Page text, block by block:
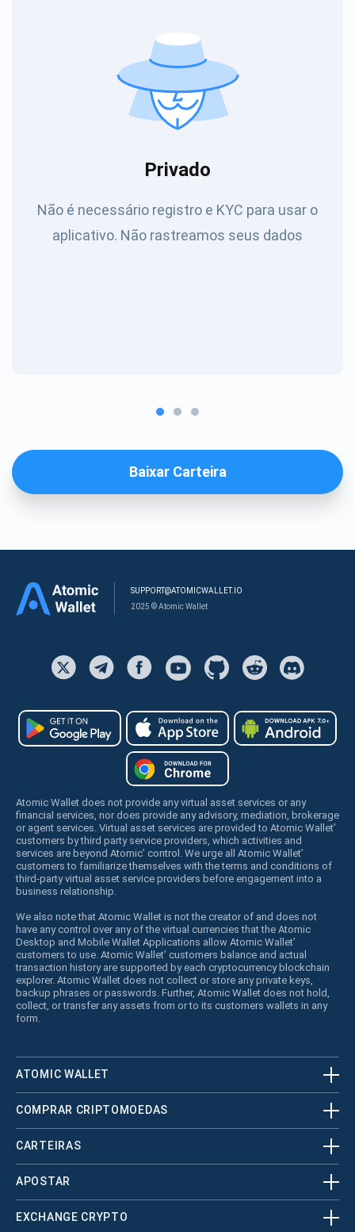
Privado
Não é necessário registro e KYC para usar o
aplicativo. Não rastreamos seus dados
Baixar Carteira
SUPPORT@ATOMICWALLET.IO
2025 © Atomic Wallet
Atomic Wallet does not provide any virtual asset services or any
financial services, nor does provide any advisory, mediation, brokerage
or agent services. Virtual asset services are provided to Atomic Wallet’
customers by third party service providers, which activities and
services are beyond Atomic’ control. We urge all Atomic Wallet’
customers to familiarize themselves with the terms and conditions of
third-party virtual asset service providers before engagement into a
business relationship.
We also note that Atomic Wallet is not the creator of and does not
have any control over any of the virtual currencies that the Atomic
Desktop and Mobile Wallet Applications allow Atomic Wallet’
customers to use. Atomic Wallet’ customers balance and actual
transaction history are supported by each cryptocurrency blockchain
explorer. Atomic Wallet does not collect or store any private keys,
backup phrases or passwords. Further, Atomic Wallet does not hold,
collect, or transfer any assets from or to its customers wallets in any
form.
ATOMIC WALLET
COMPRAR CRIPTOMOEDAS
CARTEIRAS
APOSTAR
EXCHANGE CRYPTO